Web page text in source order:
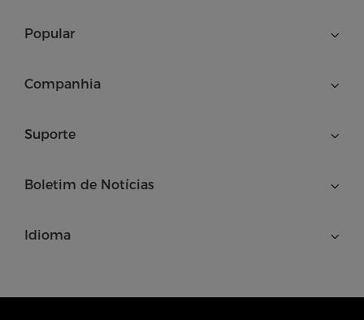
Popular
Companhia
Suporte
Boletim de Notícias
Idioma